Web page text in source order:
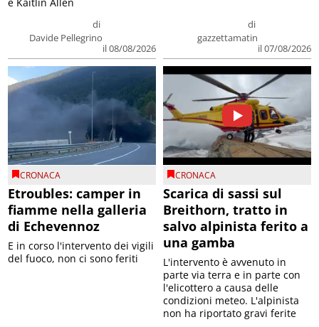
di
Davide Pellegrino
il 08/08/2026
e Kaitlin Allen
di
gazzettamatin
il 07/08/2026
CRONACA
Etroubles: camper in
fiamme nella galleria
di Echevennoz
E in corso l'intervento dei vigili
del fuoco, non ci sono feriti
CRONACA
Scarica di sassi sul
Breithorn, tratto in
salvo alpinista ferito a
una gamba
L'intervento è avvenuto in
parte via terra e in parte con
l'elicottero a causa delle
condizioni meteo. L'alpinista
non ha riportato gravi ferite